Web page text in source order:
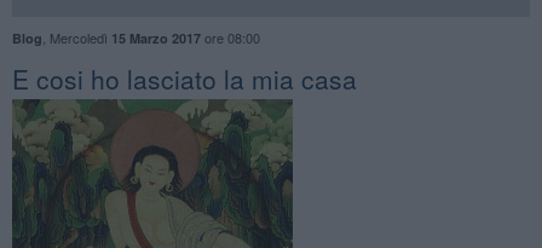
Blog Mercoledì 15 Marzo 2017ore 08:00
​E cosi ho lasciato la mia casa